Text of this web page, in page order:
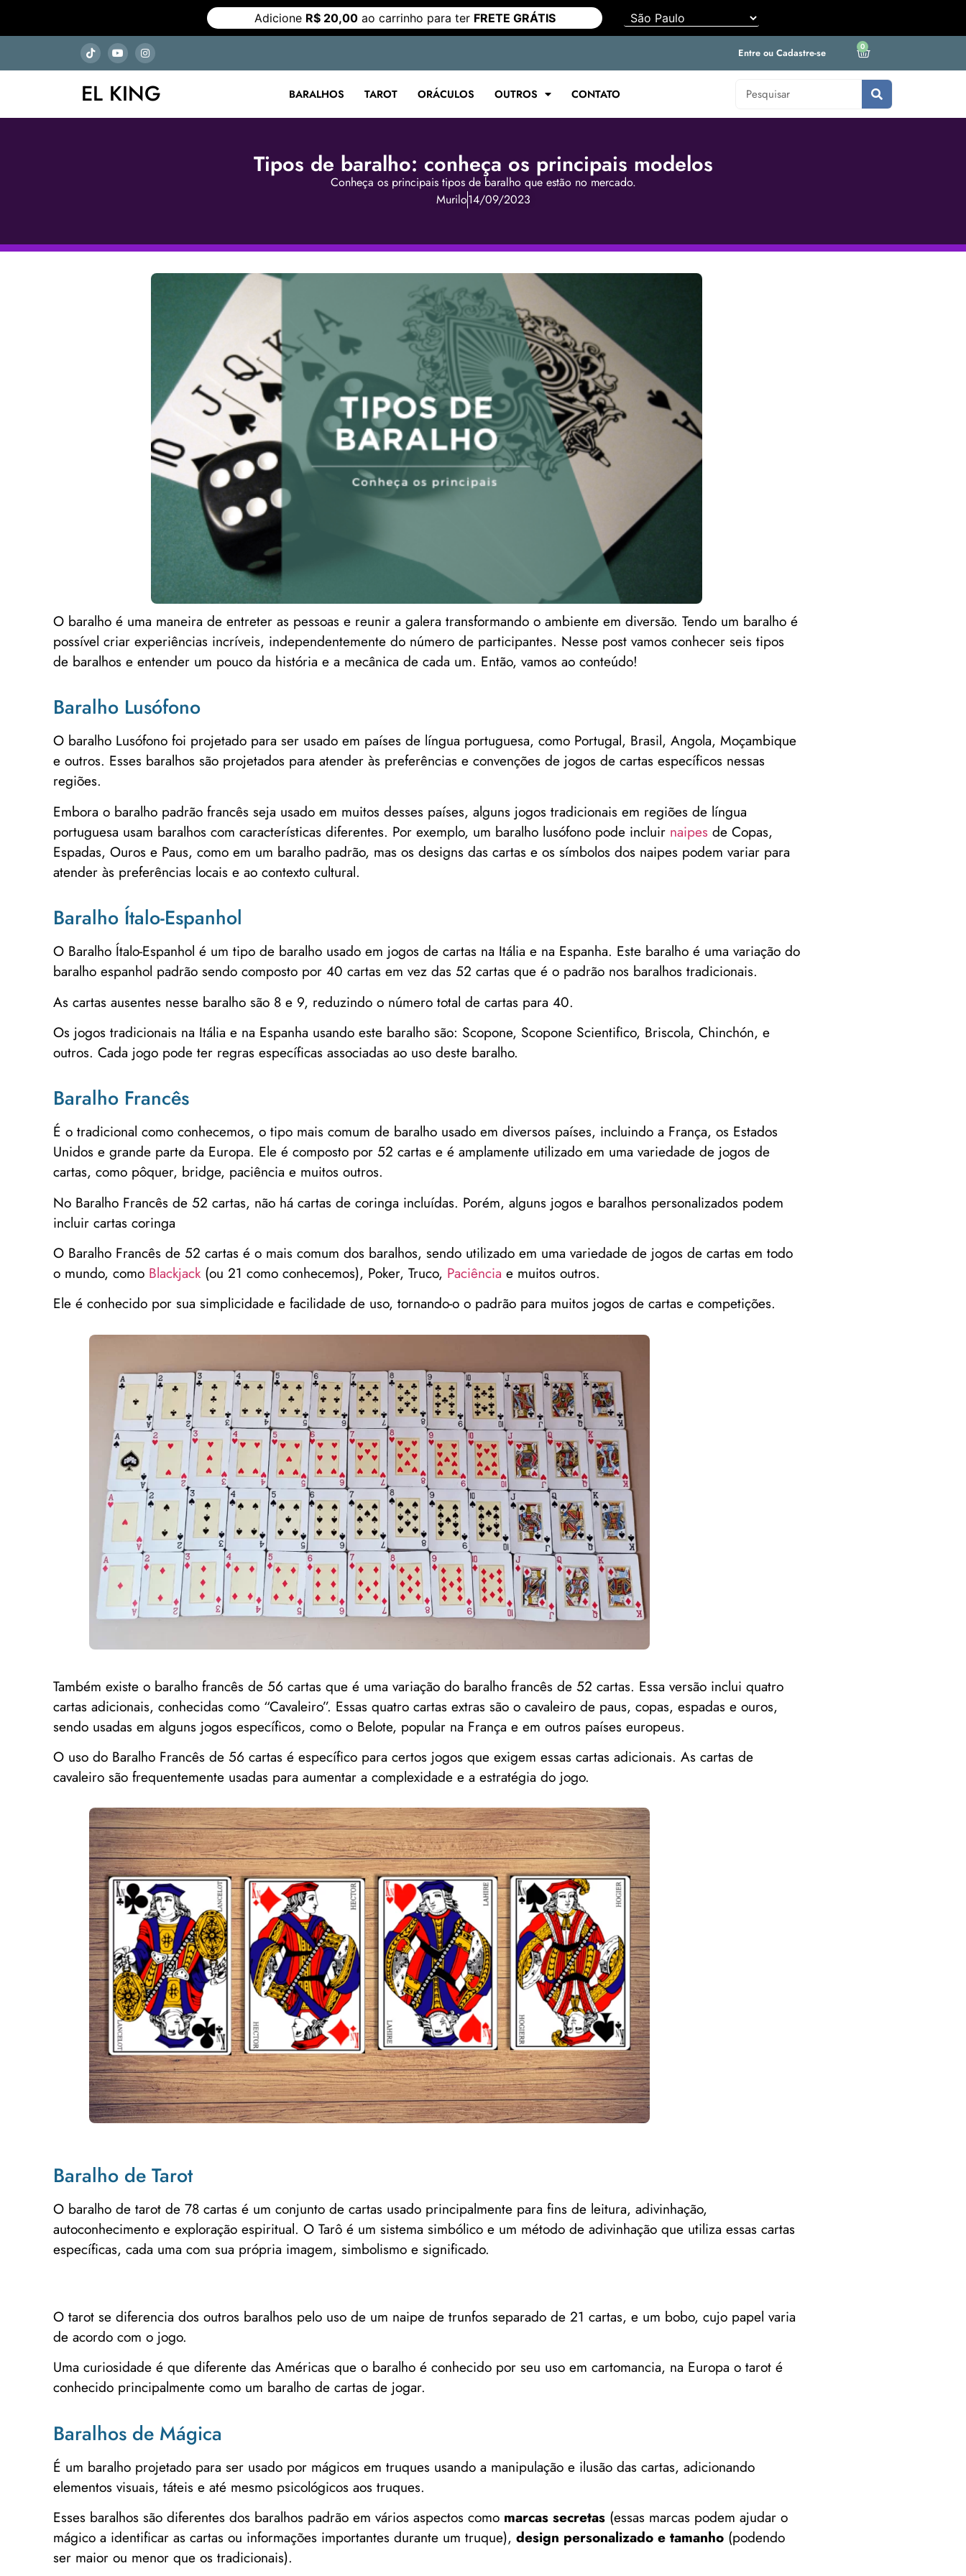
Adicione R$ 20,00ao carrinho para ter FRETE GRÁTIS
Entre ou Cadastre-se 0
EL KING BARALHOS TAROT ORÁCULOS OUTROS CONTATO
Tipos de baralho: conheça os principais modelos
Conheça os principais tipos de baralho que estão no mercado.
Murilo14/09/2023
O baralho é uma maneira de entreter as pessoas e reunir a galera transformando o ambiente em diversão. Tendo um baralho é
possível criar experiências incríveis, independentemente do número de participantes. Nesse post vamos conhecer seis tipos
de baralhos e entender um pouco da história e a mecânica de cada um. Então, vamos ao conteúdo!
Baralho Lusófono
O baralho Lusófono foi projetado para ser usado em países de língua portuguesa, como Portugal, Brasil, Angola, Moçambique
e outros. Esses baralhos são projetados para atender às preferências e convenções de jogos de cartas específicos nessas
regiões.
Embora o baralho padrão francês seja usado em muitos desses países, alguns jogos tradicionais em regiões de língua
portuguesa usam baralhos com características diferentes. Por exemplo, um baralho lusófono pode incluir naipesde Copas,
Espadas, Ouros e Paus, como em um baralho padrão, mas os designs das cartas e os símbolos dos naipes podem variar para
atender às preferências locais e ao contexto cultural.
Baralho Ítalo-Espanhol
O Baralho Ítalo-Espanhol é um tipo de baralho usado em jogos de cartas na Itália e na Espanha. Este baralho é uma variação do
baralho espanhol padrão sendo composto por 40 cartas em vez das 52 cartas que é o padrão nos baralhos tradicionais.
As cartas ausentes nesse baralho são 8 e 9, reduzindo o número total de cartas para 40.
Os jogos tradicionais na Itália e na Espanha usando este baralho são: Scopone, Scopone Scientifico, Briscola, Chinchón, e
outros. Cada jogo pode ter regras específicas associadas ao uso deste baralho.
Baralho Francês
É o tradicional como conhecemos, o tipo mais comum de baralho usado em diversos países, incluindo a França, os Estados
Unidos e grande parte da Europa. Ele é composto por 52 cartas e é amplamente utilizado em uma variedade de jogos de
cartas, como pôquer, bridge, paciência e muitos outros.
No Baralho Francês de 52 cartas, não há cartas de coringa incluídas. Porém, alguns jogos e baralhos personalizados podem
incluir cartas coringa
O Baralho Francês de 52 cartas é o mais comum dos baralhos, sendo utilizado em uma variedade de jogos de cartas em todo
o mundo, como Blackjack(ou 21 como conhecemos), Poker, Truco, Paciência e muitos outros.
Ele é conhecido por sua simplicidade e facilidade de uso, tornando-o o padrão para muitos jogos de cartas e competições.
Também existe o baralho francês de 56 cartas que é uma variação do baralho francês de 52 cartas. Essa versão inclui quatro
cartas adicionais, conhecidas como “Cavaleiro”. Essas quatro cartas extras são o cavaleiro de paus, copas, espadas e ouros,
sendo usadas em alguns jogos específicos, como o Belote, popular na França e em outros países europeus.
O uso do Baralho Francês de 56 cartas é específico para certos jogos que exigem essas cartas adicionais. As cartas de
cavaleiro são frequentemente usadas para aumentar a complexidade e a estratégia do jogo.
Baralho de Tarot
O baralho de tarot de 78 cartas é um conjunto de cartas usado principalmente para fins de leitura, adivinhação,
autoconhecimento e exploração espiritual. O Tarô é um sistema simbólico e um método de adivinhação que utiliza essas cartas
específicas, cada uma com sua própria imagem, simbolismo e significado.
O tarot se diferencia dos outros baralhos pelo uso de um naipe de trunfos separado de 21 cartas, e um bobo, cujo papel varia
de acordo com o jogo.
Uma curiosidade é que diferente das Américas que o baralho é conhecido por seu uso em cartomancia, na Europa o tarot é
conhecido principalmente como um baralho de cartas de jogar.
Baralhos de Mágica
É um baralho projetado para ser usado por mágicos em truques usando a manipulação e ilusão das cartas, adicionando
elementos visuais, táteis e até mesmo psicológicos aos truques.
Esses baralhos são diferentes dos baralhos padrão em vários aspectos como marcas secretas(essas marcas podem ajudar o
mágico a identificar as cartas ou informações importantes durante um truque), design personalizado e tamanho(podendo
ser maior ou menor que os tradicionais).